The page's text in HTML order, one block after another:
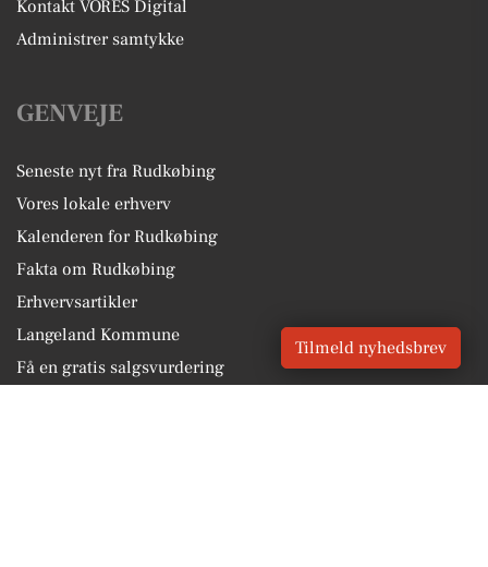
Kontakt VORES Digital
Administrer samtykke
GENVEJE
Seneste nyt fra Rudkøbing
Vores lokale erhverv
Kalenderen for Rudkøbing
Fakta om Rudkøbing
Erhvervsartikler
Langeland Kommune
Få en gratis salgsvurdering
Tilmeld nyhedsbrev